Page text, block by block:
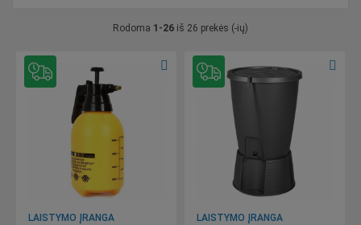
Rodoma 1-26 iš 26 prekės (-ių)
LAISTYMO ĮRANGA LAISTYMO ĮRANGA